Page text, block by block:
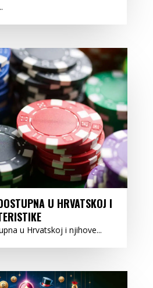
U HRVATSKOJ I
u Hrvatskoj i njihove...